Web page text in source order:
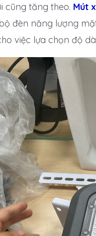
cũng tăng theo. Mút
đèn năng lượng
việc lựa chọn độ